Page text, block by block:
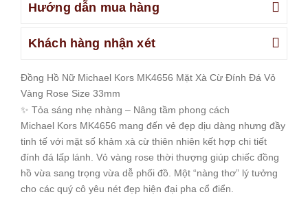
Hướng dẫn mua hàng
Khách hàng nhận xét
Đồng Hồ Nữ Michael Kors MK4656 Mặt Xà Cừ Đính Đá Vỏ
Vàng Rose Size 33mm
✨ Tỏa sáng nhẹ nhàng – Nâng tầm phong cách
Michael Kors MK4656 mang đến vẻ đẹp dịu dàng nhưng đầy
tinh tế với mặt số khảm xà cừ thiên nhiên kết hợp chi tiết
đính đá lấp lánh. Vỏ vàng rose thời thượng giúp chiếc đồng
hồ vừa sang trọng vừa dễ phối đồ. Một “nàng thơ” lý tưởng
cho các quý cô yêu nét đẹp hiện đại pha cổ điển.